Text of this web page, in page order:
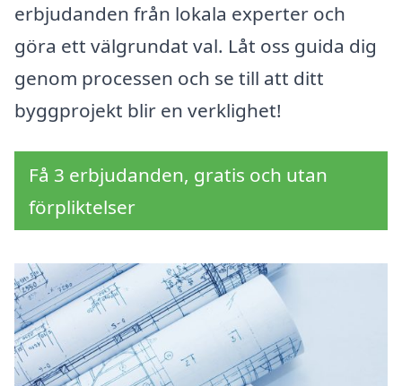
erbjudanden från lokala experter och
göra ett välgrundat val. Låt oss guida dig
genom processen och se till att ditt
byggprojekt blir en verklighet!
Få 3 erbjudanden, gratis och utan
förpliktelser